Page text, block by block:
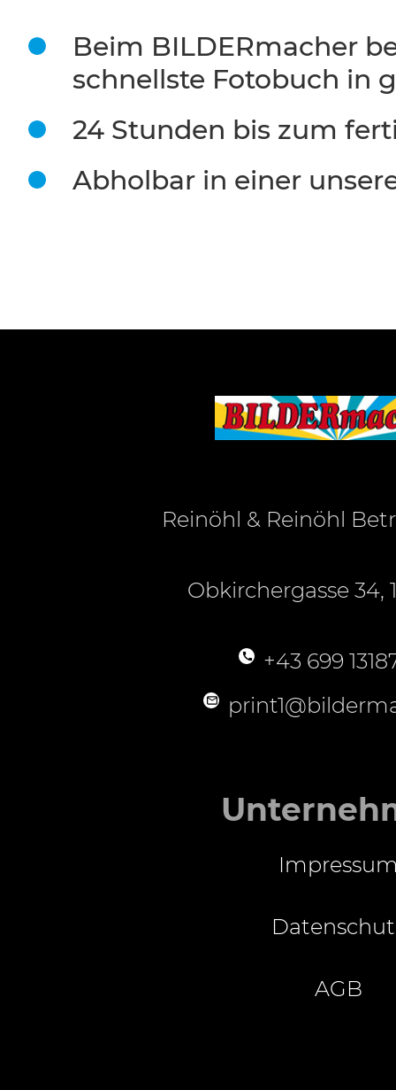
Beim BILDERmacher
schnellste Fotobuch in
24 Stunden bis zum
Abholbar in einer
Reinöhl & Reinöhl
Obkirchergasse 34,
+43 699
AGB